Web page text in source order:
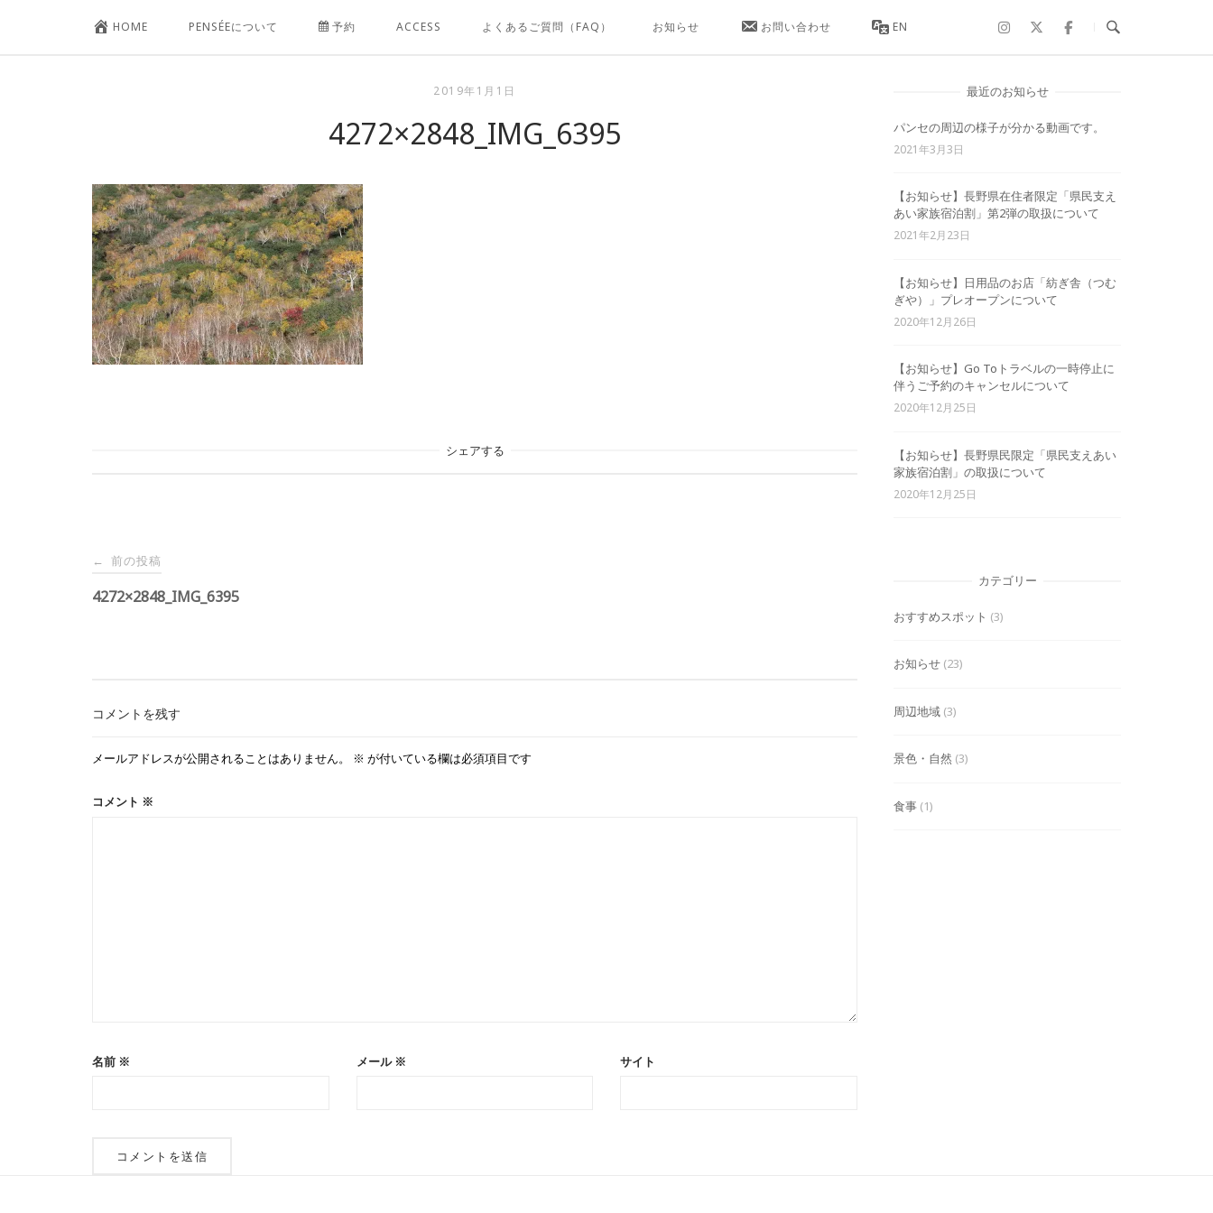
HOME PENSÉEについて 予約 ACCESS よくあるご質問（FAQ） お知らせ お問い合わせ EN
2019年1月1日
4272×2848_IMG_6395
シェアする
投
稿
ー
← 前の投稿
4272×2848_IMG_6395
コメントを残す
メールアドレスが公開されることはありません。 ※ が付いている欄は必須項目です
コメント ※
名前 ※ メール ※ サイト
最近のお知らせ
パンセの周辺の様子が分かる動画です。
2021年3月3日
【お知らせ】長野県在住者限定「県民支え
あい家族宿泊割」第2弾の取扱について
2021年2月23日
【お知らせ】日用品のお店「紡ぎ舎（つむ
ぎや）」プレオープンについて
2020年12月26日
【お知らせ】Go Toトラベルの一時停止に
伴うご予約のキャンセルについて
2020年12月25日
【お知らせ】長野県民限定「県民支えあい
家族宿泊割」の取扱について
2020年12月25日
カテゴリー
おすすめスポット (3)
お知らせ (23)
周辺地域 (3)
景色・自然 (3)
食事 (1)